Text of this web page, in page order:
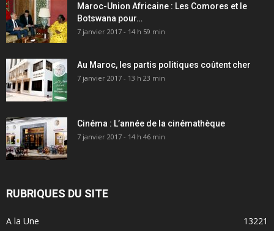
Maroc-Union Africaine : Les Comores et le
Botswana pour…
7 janvier 2017 - 14 h 59 min
Au Maroc, les partis politiques coûtent cher
7 janvier 2017 - 13 h 23 min
Cinéma : L’année de la cinémathèque
7 janvier 2017 - 14 h 46 min
RUBRIQUES DU SITE
A la Une 13221